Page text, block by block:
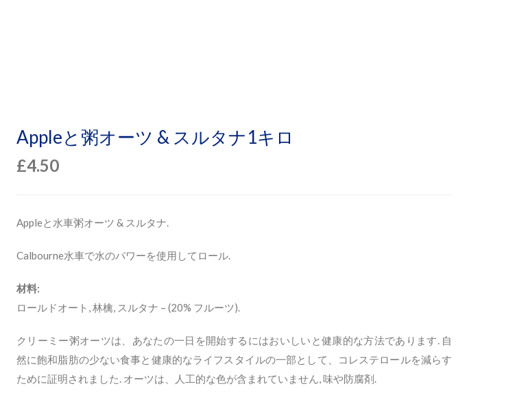
Appleと粥オーツ & スルタナ1キロ
£4.50
Appleと水車粥オーツ & スルタナ.
Calbourne水車で水のパワーを使用してロール.
材料:
ロールドオート, 林檎, スルタナ – (20% フルーツ).
クリーミー粥オーツは、あなたの一日を開始するにはおいしいと健康的な方法であります. 自
然に飽和脂肪の少ない食事と健康的なライフスタイルの一部として、コレステロールを減らす
ために証明されました. オーツは、人工的な色が含まれていません, 味や防腐剤.